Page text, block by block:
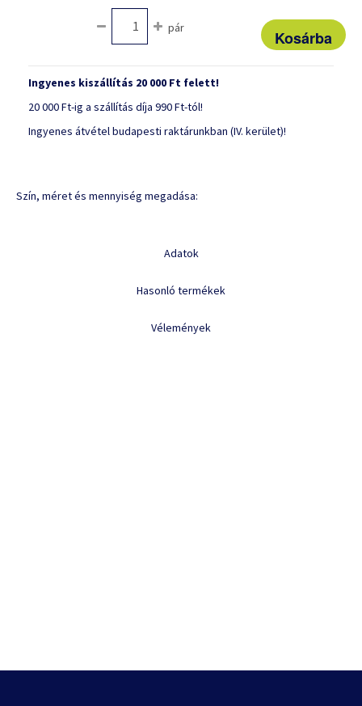
pár
Ingyenes kiszállítás 20 000 Ft felett!
20 000 Ft-ig a szállítás díja 990 Ft-tól!
Ingyenes átvétel budapesti raktárunkban (IV. kerület)!
Szín, méret és mennyiség megadása:
Adatok
Hasonló termékek
Vélemények